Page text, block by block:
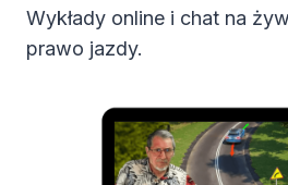
Wykłady online i chat na
prawo jazdy.